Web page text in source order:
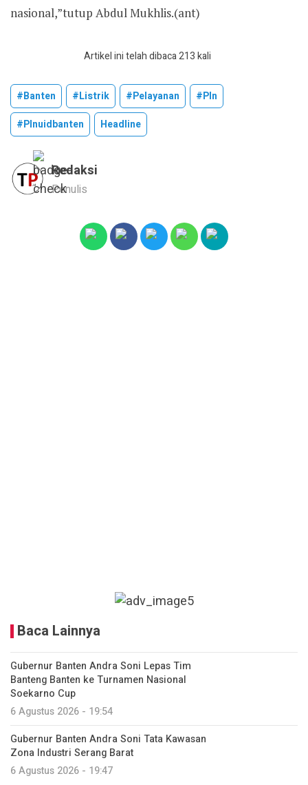
nasional,”tutup Abdul Mukhlis.(ant)
Artikel ini telah dibaca 213 kali
#banten #listrik #pelayanan
#pln
#plnuidbanten
Headline
Redaksi
Penulis
Baca Lainnya
Gubernur Banten Andra Soni Lepas Tim
Banteng Banten ke Turnamen Nasional
Soekarno Cup
6 Agustus 2026 - 19:54
Gubernur Banten Andra Soni Tata Kawasan
Zona Industri Serang Barat
6 Agustus 2026 - 19:47